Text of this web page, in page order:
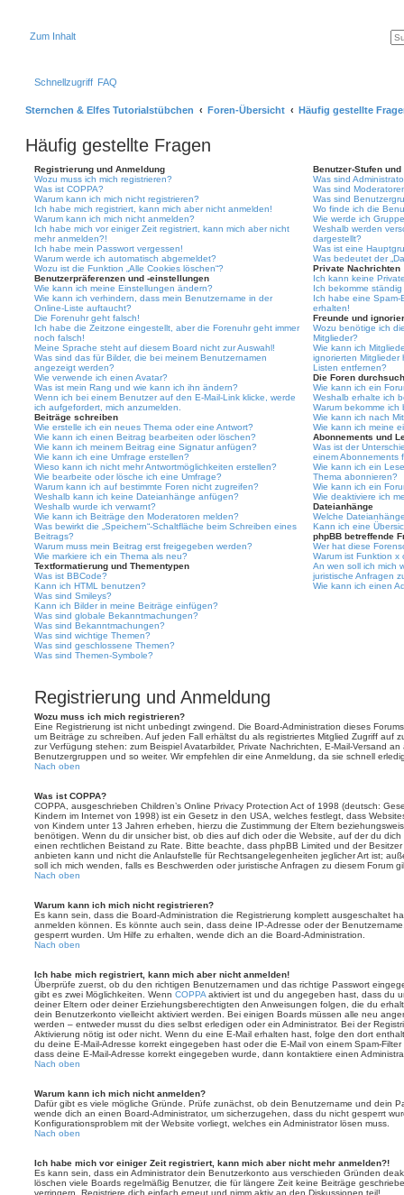
Zum Inhalt
Schnellzugriff FAQ
Sternchen & Elfes Tutorialstübchen Foren-Übersicht Häufig gestellte
Häufig gestellte Fragen
Registrierung und Anmeldung
Wozu muss ich mich registrieren?
Was ist COPPA?
Warum kann ich mich nicht registrieren?
Ich habe mich registriert, kann mich aber nicht anmelden!
Warum kann ich mich nicht anmelden?
Ich habe mich vor einiger Zeit registriert, kann mich aber nicht
mehr anmelden?!
Ich habe mein Passwort vergessen!
Warum werde ich automatisch abgemeldet?
Wozu ist die Funktion „Alle Cookies löschen“?
Benutzerpräferenzen und -einstellungen
Wie kann ich meine Einstellungen ändern?
Wie kann ich verhindern, dass mein Benutzername in der
Online-Liste auftaucht?
Die Forenuhr geht falsch!
Ich habe die Zeitzone eingestellt, aber die Forenuhr geht immer
noch falsch!
Meine Sprache steht auf diesem Board nicht zur Auswahl!
Was sind das für Bilder, die bei meinem Benutzernamen
angezeigt werden?
Wie verwende ich einen Avatar?
Was ist mein Rang und wie kann ich ihn ändern?
Wenn ich bei einem Benutzer auf den E-Mail-Link klicke, werde
ich aufgefordert, mich anzumelden.
Beiträge schreiben
Wie erstelle ich ein neues Thema oder eine Antwort?
Wie kann ich einen Beitrag bearbeiten oder löschen?
Wie kann ich meinem Beitrag eine Signatur anfügen?
Wie kann ich eine Umfrage erstellen?
Wieso kann ich nicht mehr Antwortmöglichkeiten erstellen?
Wie bearbeite oder lösche ich eine Umfrage?
Warum kann ich auf bestimmte Foren nicht zugreifen?
Weshalb kann ich keine Dateianhänge anfügen?
Weshalb wurde ich verwarnt?
Wie kann ich Beiträge den Moderatoren melden?
Was bewirkt die „Speichern“-Schaltfläche beim Schreiben eines
Beitrags?
Warum muss mein Beitrag erst freigegeben werden?
Wie markiere ich ein Thema als neu?
Textformatierung und Thementypen
Was ist BBCode?
Kann ich HTML benutzen?
Was sind Smileys?
Kann ich Bilder in meine Beiträge einfügen?
Was sind globale Bekanntmachungen?
Was sind Bekanntmachungen?
Was sind wichtige Themen?
Was sind geschlossene Themen?
Was sind Themen-Symbole?
Benutzer-Stufen und
Was sind
Was sind
Was sind
Wo finde ich die
Wie werde ich
Weshalb werden
dargestellt?
Was ist eine
Was bedeutet der
Private Nachrichten
Ich kann keine
Ich bekomme
Ich habe eine Spam-
erhalten!
Freunde und
Wozu benötige ich
Mitglieder?
Wie kann ich
ignorierten
Listen entfernen?
Die Foren
Wie kann ich ein
Weshalb erhalte ich
Warum bekomme
Wie kann ich nach
Wie kann ich meine
Abonnements und
Was ist der
einem Abonnements
Wie kann ich ein
Thema abonnieren?
Wie kann ich ein
Wie deaktiviere ich
Dateianhänge
Welche
Kann ich eine
phpBB betreffende
Wer hat diese
Warum ist Funktion
An wen soll ich mich
juristische Anfragen
Wie kann ich einen
Registrierung und Anmeldung
Wozu muss ich mich registrieren?
Eine Registrierung ist nicht unbedingt zwingend. Die Board-Administration dieses
um Beiträge zu schreiben. Auf jeden Fall erhältst du als registriertes Mitglied Zugriff auf
zur Verfügung stehen: zum Beispiel Avatarbilder, Private Nachrichten, E-Mail-Versand
Benutzergruppen und so weiter. Wir empfehlen dir eine Anmeldung, da sie schnell
Nach oben
Was ist COPPA?
COPPA, ausgeschrieben Children’s Online Privacy Protection Act of 1998 (deutsch:
Kindern im Internet von 1998) ist ein Gesetz in den USA, welches festlegt, dass
von Kindern unter 13 Jahren erheben, hierzu die Zustimmung der Eltern
benötigen. Wenn du dir unsicher bist, ob dies auf dich oder die Website, auf der du
einen rechtlichen Beistand zu Rate. Bitte beachte, dass phpBB Limited und der
anbieten kann und nicht die Anlaufstelle für Rechtsangelegenheiten jeglicher Art ist;
soll ich mich wenden, falls es Beschwerden oder juristische Anfragen zu diesem Forum
Nach oben
Warum kann ich mich nicht registrieren?
Es kann sein, dass die Board-Administration die Registrierung komplett ausgeschaltet
anmelden können. Es könnte auch sein, dass deine IP-Adresse oder der
gesperrt wurden. Um Hilfe zu erhalten, wende dich an die Board-Administration.
Nach oben
Ich habe mich registriert, kann mich aber nicht anmelden!
Überprüfe zuerst, ob du den richtigen Benutzernamen und das richtige Passwort
gibt es zwei Möglichkeiten. Wenn COPPA aktiviert ist und du angegeben hast, dass du
deiner Eltern oder deiner Erziehungsberechtigten den Anweisungen folgen, die du
dein Benutzerkonto vielleicht aktiviert werden. Bei einigen Boards müssen alle neu
werden – entweder musst du dies selbst erledigen oder ein Administrator. Bei der
Aktivierung nötig ist oder nicht. Wenn du eine E-Mail erhalten hast, folge den dort
du deine E-Mail-Adresse korrekt eingegeben hast oder die E-Mail von einem Spam-
dass deine E-Mail-Adresse korrekt eingegeben wurde, dann kontaktiere einen
Nach oben
Warum kann ich mich nicht anmelden?
Dafür gibt es viele mögliche Gründe. Prüfe zunächst, ob dein Benutzername und dein
wende dich an einen Board-Administrator, um sicherzugehen, dass du nicht gesperrt
Konfigurationsproblem mit der Website vorliegt, welches ein Administrator lösen muss.
Nach oben
Ich habe mich vor einiger Zeit registriert, kann mich aber nicht mehr anmelden?!
Es kann sein, dass ein Administrator dein Benutzerkonto aus verschieden Gründen
löschen viele Boards regelmäßig Benutzer, die für längere Zeit keine Beiträge
verringern. Registriere dich einfach erneut und nimm aktiv an den Diskussionen teil!